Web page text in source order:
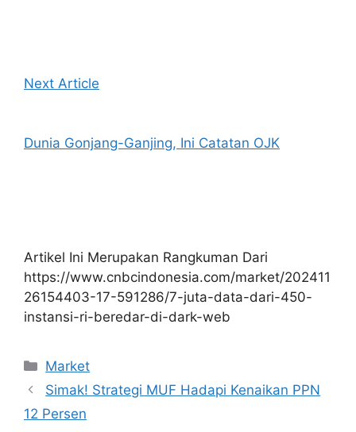
Next Article
Dunia Gonjang-Ganjing, Ini Catatan OJK
Artikel Ini Merupakan Rangkuman Dari
https://www.cnbcindonesia.com/market/202411
26154403-17-591286/7-juta-data-dari-450-
instansi-ri-beredar-di-dark-web
Kategori
Market
Simak! Strategi MUF Hadapi Kenaikan PPN
12 Persen